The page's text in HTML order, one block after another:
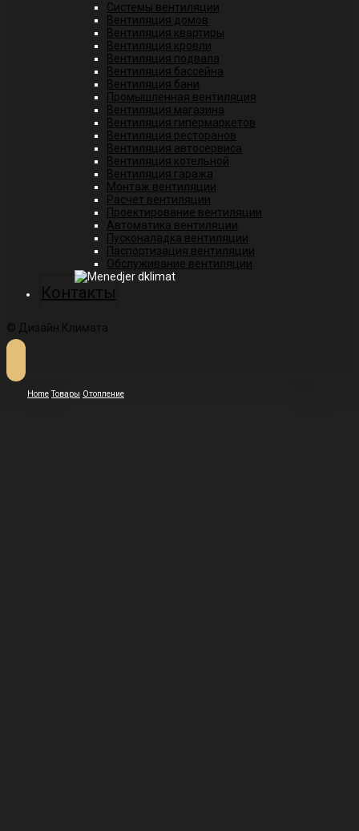
Системы вентиляции
Вентиляция домов
Вентиляция квартиры
Вентиляция кровли
Вентиляция подвала
Вентиляция бассейна
Вентиляция бани
Промышленная вентиляция
Вентиляция магазина
Вентиляция гипермаркетов
Вентиляция ресторанов
Вентиляция автосервиса
Вентиляция котельной
Вентиляция гаража
Монтаж вентиляции
Расчет вентиляции
Проектирование вентиляции
Автоматика вентиляции
Пусконаладка вентиляции
Паспортизация вентиляции
Обслуживание вентиляции
Контакты
© Дизайн Климата
Home Товары Отопление